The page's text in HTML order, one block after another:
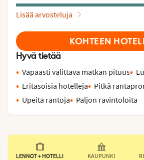
Lisää arvosteluja
KOHTEEN
Hyvä tietää
Vapaasti valittava matkan pituus
Eritasoisia hotelleja
Pitkä
Upeita rantoja
Paljon ravintoloita
LENNOT + HOTELLI KAUPUNKI